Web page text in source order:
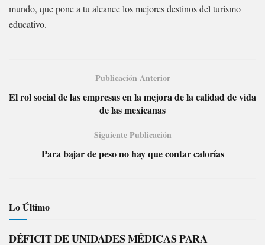
mundo, que pone a tu alcance los mejores destinos del turismo
educativo.
Publicación Anterior
El rol social de las empresas en la mejora de la calidad de vida
de las mexicanas
Siguiente Publicación
Para bajar de peso no hay que contar calorías
Lo Último
DÉFICIT DE UNIDADES MÉDICAS PARA